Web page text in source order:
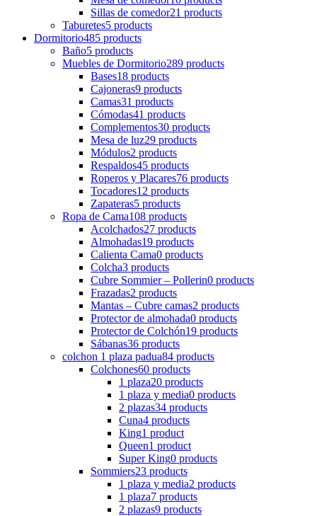
Sillas de comedor21 products
Taburetes5 products
Dormitorio485 products
Baño5 products
Muebles de Dormitorio289 products
Bases18 products
Cajoneras9 products
Camas31 products
Cómodas41 products
Complementos30 products
Mesa de luz29 products
Módulos2 products
Respaldos45 products
Roperos y Placares76 products
Tocadores12 products
Zapateras5 products
Ropa de Cama108 products
Acolchados27 products
Almohadas19 products
Calienta Cama0 products
Colcha3 products
Cubre Sommier – Pollerin0 products
Frazadas2 products
Mantas – Cubre camas2 products
Protector de almohada0 products
Protector de Colchón19 products
Sábanas36 products
colchon 1 plaza padua84 products
Colchones60 products
1 plaza20 products
1 plaza y media0 products
2 plazas34 products
Cuna4 products
King1 product
Queen1 product
Super King0 products
Sommiers23 products
1 plaza y media2 products
1 plaza7 products
2 plazas9 products